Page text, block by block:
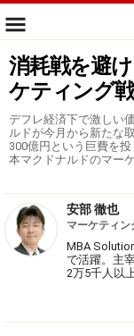
消耗戦を避
ケティング
デフレ経済下で激しい
ルドが今月から新たな
300億円という巨費を
本マクドナルドのマー
安部 徹也
マーケティン
MBA
で活躍。主
2万5千人以